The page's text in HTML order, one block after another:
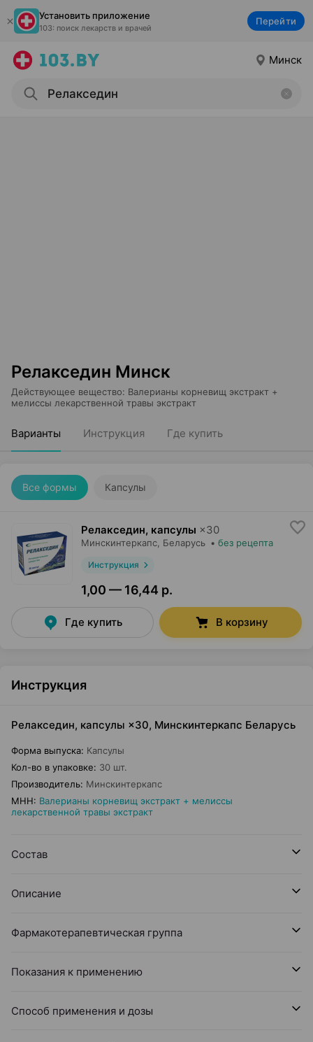
Установить приложение
103: поиск лекарств и врачей
Перейти
Минск
Релакседин Минск
Действующее вещество: Валерианы корневищ экстракт +
мелиссы лекарственной травы экстракт
Варианты Инструкция Где купить
Все формы Капсулы
Релакседин, капсулы ×30
Минскинтеркапс , Беларусь • без рецепта
Инструкция
1,00 — 16,44 р.
Где купить В корзину
Инструкция
Релакседин, капсулы ×30, Минскинтеркапс Беларусь
Форма выпуска: Капсулы
Кол-во в упаковке: 30 шт.
Производитель: Минскинтеркапс
МНН: Валерианы корневищ экстракт + мелиссы
лекарственной травы экстракт
Состав
Описание
Фармакотерапевтическая группа
Показания к применению
Способ применения и дозы